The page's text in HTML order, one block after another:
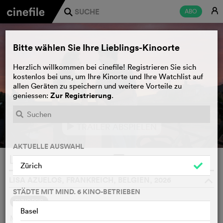
ABO E
j
LOL 2.0
SYNOPSIS
Mit 55 Jahren geniesst Anne endlich ihre Freiheit, nachdem
Bitte wählen Sie Ihre Lieblings-Kinoorte
Herzlich willkommen bei cinefile! Registrieren Sie sich
kostenlos bei uns, um Ihre Kinorte und Ihre Watchlist auf
allen Geräten zu speichern und weitere Vorteile zu
geniessen: Zur Registrierung.
AKTUELLE AUSWAHL
Zürich
STÄDTE MIT MIND. 6 KINO-BETRIEBEN
Basel